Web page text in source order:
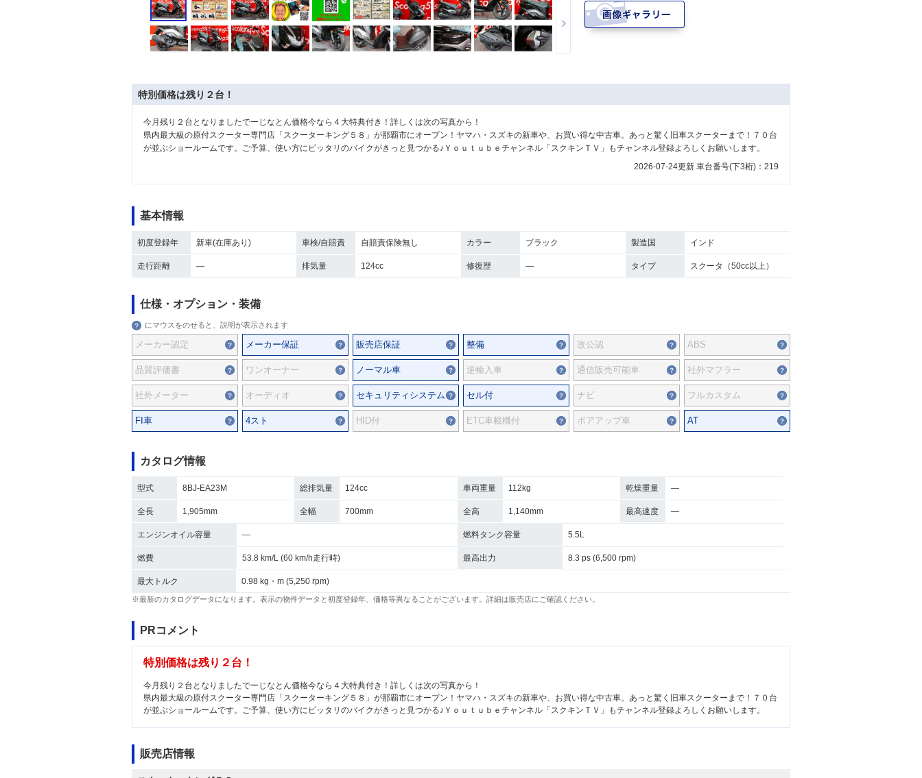
特別価格は残り２台！
今月残り２台となりましたでーじなとん価格今なら４大特典付き！詳しくは次の写真から！
県内最大級の原付スクーター専門店「スクーターキング５８」が那覇市にオープン！ヤマハ・スズキの新車や、お買い得な中古車。あっと驚く旧車スクーターまで！７０台
が並ぶショールームです。ご予算、使い方にピッタリのバイクがきっと見つかる♪Ｙｏｕｔｕｂｅチャンネル「スクキンＴＶ」もチャンネル登録よろしくお願いします。
2026-07-24更新 車台番号(下3桁)：219
基本情報
初度登録年 新車(在庫あり) 車検/自賠責 自賠責保険無し カラー ブラック 製造国 インド
走行距離 ― 排気量 124cc 修復歴 ― タイプ スクータ（50cc以上）
仕様・オプション・装備
にマウスをのせると、説明が表示されます
メーカー認定 メーカー保証 販売店保証 整備 改公認 ABS
品質評価書 ワンオーナー ノーマル車 逆輸入車 通信販売可能車 社外マフラー
社外メーター オーディオ セキュリティシステム セル付 ナビ フルカスタム
FI車 4スト HID付 ETC車載機付 ボアアップ車 AT
カタログ情報
型式 8BJ-EA23M 総排気量 124cc 車両重量 112kg 乾燥重量 ―
全長 1,905mm 全幅 700mm 全高 1,140mm 最高速度 ―
エンジンオイル容量 ― 燃料タンク容量 5.5L
燃費 53.8 km/L (60 km/h走行時) 最高出力 8.3 ps (6,500 rpm)
最大トルク 0.98 kg・m (5,250 rpm)
※最新のカタログデータになります。表示の物件データと初度登録年、価格等異なることがございます。詳細は販売店にご確認ください。
PRコメント
特別価格は残り２台！
今月残り２台となりましたでーじなとん価格今なら４大特典付き！詳しくは次の写真から！
県内最大級の原付スクーター専門店「スクーターキング５８」が那覇市にオープン！ヤマハ・スズキの新車や、お買い得な中古車。あっと驚く旧車スクーターまで！７０台
が並ぶショールームです。ご予算、使い方にピッタリのバイクがきっと見つかる♪Ｙｏｕｔｕｂｅチャンネル「スクキンＴＶ」もチャンネル登録よろしくお願いします。
販売店情報